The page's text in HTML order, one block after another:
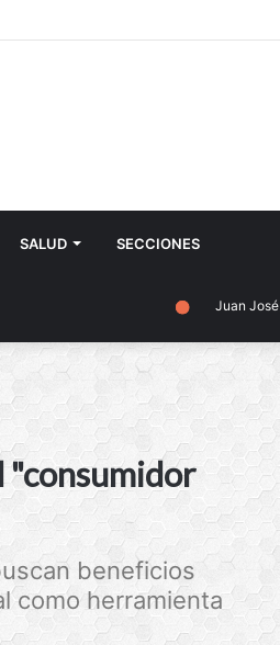
SALUD SECCIONES
Juan José Castelli
"consumidor
beneficios
como herramienta